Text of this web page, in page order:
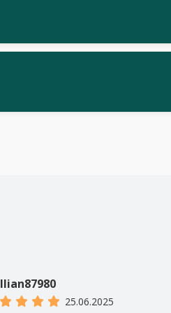
Elena.mihailova
24.06.2025